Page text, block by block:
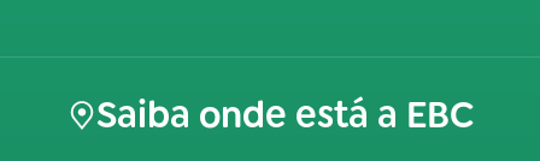
Saiba onde está a EBC